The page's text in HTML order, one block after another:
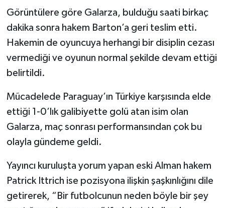
Görüntülere göre Galarza, bulduğu saati birkaç
dakika sonra hakem Barton’a geri teslim etti.
Hakemin de oyuncuya herhangi bir disiplin cezası
vermediği ve oyunun normal şekilde devam ettiği
belirtildi.
Mücadelede Paraguay’ın Türkiye karşısında elde
ettiği 1-0’lık galibiyette golü atan isim olan
Galarza, maç sonrası performansından çok bu
olayla gündeme geldi.
Yayıncı kuruluşta yorum yapan eski Alman hakem
Patrick Ittrich ise pozisyona ilişkin şaşkınlığını dile
getirerek, “Bir futbolcunun neden böyle bir şey